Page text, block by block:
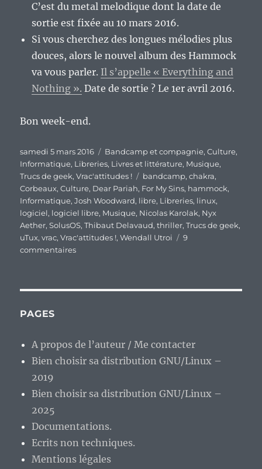
C’est du metal melodique dont la date de
sortie est fixée au 10 mars 2016.
Si vous cherchez des longues mélodies plus
douces, alors le nouvel album des Hammock
va vous parler. Il s’appelle « Everything and
Nothing ». Date de sortie ? Le 1er avril 2016.
Bon week-end.
Publié
le
samedi 5 mars 2016 Catégories
Bandcamp et compagnie,Culture,
Informatique, Libreries, Livres et littérature, Musique,
Trucs de geek,Vrac'attitudes ! Étiquettes
bandcamp,chakra,
Corbeaux,Culture, Dear Pariah, For My Sins, hammock,
Informatique,Josh Woodward, libre, Libreries, linux,
logiciel, logiciel libre, Musique, Nicolas Karolak, Nyx
Aether,SolusOS,Thibaut Delavaud,thriller,Trucs de geek,
uTux,vrac,Vrac'attitudes !,Wendall Utroi
9
commentairessur
PAGES
A propos de l’auteur / Me contacter
Bien choisir sa distribution GNU/Linux –
2019
Bien choisir sa distribution GNU/Linux –
2025
Documentations.
Ecrits non techniques.
Mentions légales